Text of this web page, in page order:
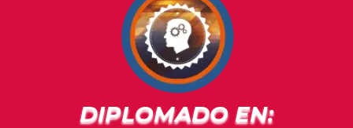
DIPLOMADO EN: